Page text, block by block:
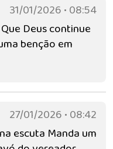
31/01/2026 • 08:54
Deus continue
benção em
27/01/2026 • 08:42
escuta Manda um